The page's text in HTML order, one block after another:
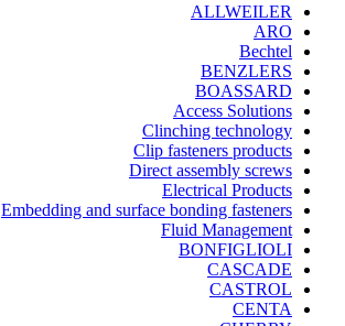
ALLWEILER
ARO
Bechtel
BENZLERS
BOASSARD
Access Solutions
Clinching technology
Clip fasteners products
Direct assembly screws
Electrical Products
Embedding and surface bonding fasteners
Fluid Management
BONFIGLIOLI
CASCADE
CASTROL
CENTA